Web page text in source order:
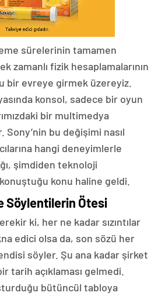
sürelerinin tamamen
zamanlı fizik hesaplamalarının
bir evreye girmek üzereyiz.
konsol, sadece bir oyun
bir multimedya
bu değişimi nasıl
hangi deneyimlerle
şimdiden teknoloji
konu haline geldi.
Söylentilerin Ötesi
ki, her ne kadar sızıntılar
edici olsa da, son sözü her
söyler. Şu ana kadar şirket
tarih açıklaması gelmedi.
bütüncül tabloya